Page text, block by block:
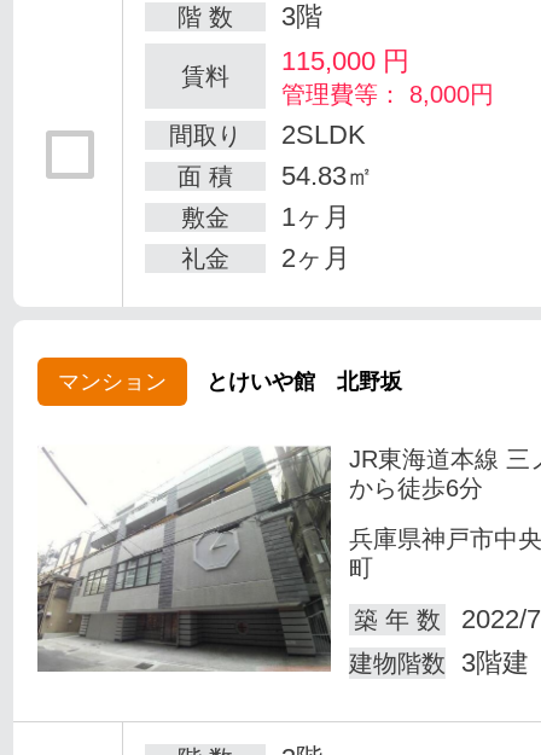
階 数 3階
賃料 115,000 円
管理費等： 8,000円
間取り
2SLDK
面 積 54.83㎡
敷金 1ヶ月
礼金 2ヶ月
マンション とけいや館 北野坂
JR東海道本線 三
から徒歩6分
兵庫県神戸市中
町
築 年 数
2022/
建物階数 3階建